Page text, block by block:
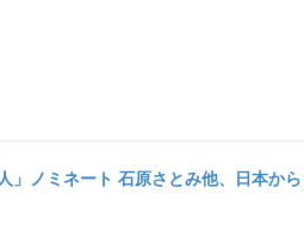
」ノミネート 石原さとみ他、日本か